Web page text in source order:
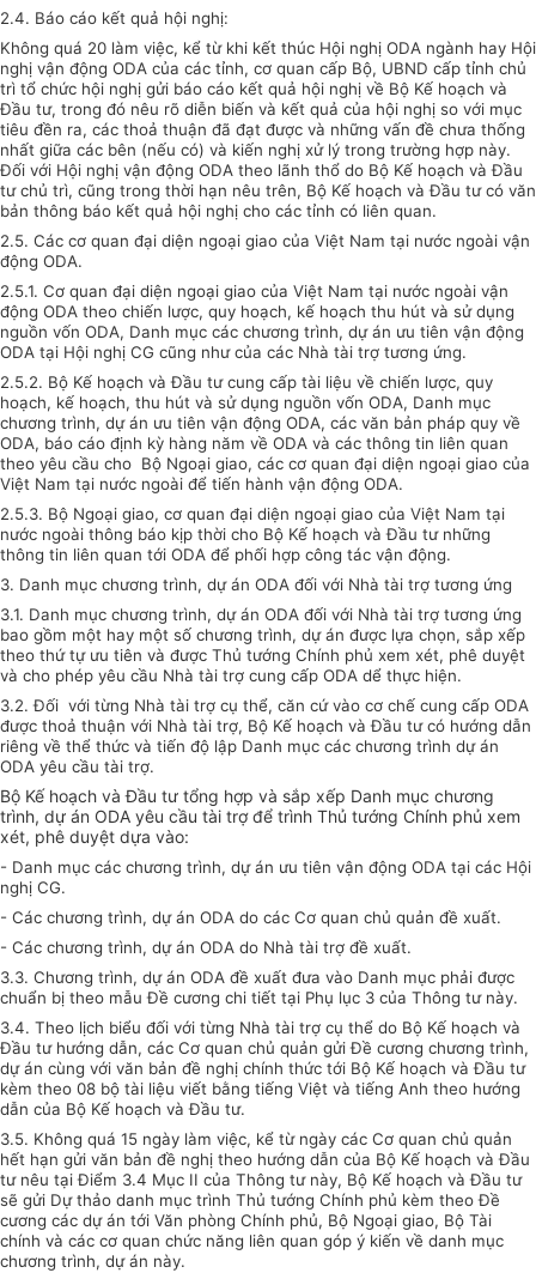
2.4. Báo cáo kết quả hội nghị:
Không quá 20 làm việc, kể từ khi kết thúc Hội nghị ODA ngành hay Hội
nghị vận động ODA của các tỉnh, cơ quan cấp Bộ, UBND cấp tỉnh chủ
trì tổ chức hội nghị gửi báo cáo kết quả hội nghị về Bộ Kế hoạch và
Đầu tư, trong đó nêu rõ diễn biến và kết quả của hội nghị so với mục
tiêu đền ra, các thoả thuận đã đạt được và những vấn đề chưa thống
nhất giữa các bên (nếu có) và kiến nghị xử lý trong trường hợp này.
Đối với Hội nghị vận động ODA theo lãnh thổ do Bộ Kế hoạch và Đầu
tư chủ trì, cũng trong thời hạn nêu trên, Bộ Kế hoạch và Đầu tư có văn
bản thông báo kết quả hội nghị cho các tỉnh có liên quan.
2.5. Các cơ quan đại diện ngoại giao của Việt Nam tại nước ngoài vận
động ODA.
2.5.1. Cơ quan đại diện ngoại giao của Việt Nam tại nước ngoài vận
động ODA theo chiến lược, quy hoạch, kế hoạch thu hút và sử dụng
nguồn vốn ODA, Danh mục các chương trình, dự án ưu tiên vận động
ODA tại Hội nghị CG cũng như của các Nhà tài trợ tương ứng.
2.5.2. Bộ Kế hoạch và Đầu tư cung cấp tài liệu về chiến lược, quy
hoạch, kế hoạch, thu hút và sử dụng nguồn vốn ODA, Danh mục
chương trình, dự án ưu tiên vận động ODA, các văn bản pháp quy về
ODA, báo cáo định kỳ hàng năm về ODA và các thông tin liên quan
theo yêu cầu cho Bộ Ngoại giao, các cơ quan đại diện ngoại giao của
Việt Nam tại nước ngoài để tiến hành vận động ODA.
2.5.3. Bộ Ngoại giao, cơ quan đại diện ngoại giao của Việt Nam tại
nước ngoài thông báo kịp thời cho Bộ Kế hoạch và Đầu tư những
thông tin liên quan tới ODA để phối hợp công tác vận động.
3. Danh mục chương trình, dự án ODA đối với Nhà tài trợ tương ứng
3.1. Danh mục chương trình, dự án ODA đối với Nhà tài trợ tương ứng
bao gồm một hay một số chương trình, dự án được lựa chọn, sắp xếp
theo thứ tự ưu tiên và được Thủ tướng Chính phủ xem xét, phê duyệt
và cho phép yêu cầu Nhà tài trợ cung cấp ODA dể thực hiện.
3.2. Đối với từng Nhà tài trợ cụ thể, căn cứ vào cơ chế cung cấp ODA
được thoả thuận với Nhà tài trợ, Bộ Kế hoạch và Đầu tư có hướng dẫn
riêng về thể thức và tiến độ lập Danh mục các chương trình dự án
ODA yêu cầu tài trợ.
Bộ Kế hoạch và Đầu tư tổng hợp và sắp xếp Danh mục chương
trình, dự án ODA yêu cầu tài trợ để trình Thủ tướng Chính phủ xem
xét, phê duyệt dựa vào:
- Danh mục các chương trình, dự án ưu tiên vận động ODA tại các Hội
nghị CG.
- Các chương trình, dự án ODA do các Cơ quan chủ quản đề xuất.
- Các chương trình, dự án ODA do Nhà tài trợ đề xuất.
3.3. Chương trình, dự án ODA đề xuất đưa vào Danh mục phải được
chuẩn bị theo mẫu Đề cương chi tiết tại Phụ lục 3 của Thông tư này.
3.4. Theo lịch biểu đối với từng Nhà tài trợ cụ thể do Bộ Kế hoạch và
Đầu tư hướng dẫn, các Cơ quan chủ quản gửi Đề cương chương trình,
dự án cùng với văn bản đề nghị chính thức tới Bộ Kế hoạch và Đầu tư
kèm theo 08 bộ tài liệu viết bằng tiếng Việt và tiếng Anh theo hướng
dẫn của Bộ Kế hoạch và Đầu tư.
3.5. Không quá 15 ngày làm việc, kể từ ngày các Cơ quan chủ quản
hết hạn gửi văn bản đề nghị theo hướng dẫn của Bộ Kế hoạch và Đầu
tư nêu tại Điểm 3.4 Mục II của Thông tư này, Bộ Kế hoạch và Đầu tư
sẽ gửi Dự thảo danh mục trình Thủ tướng Chính phủ kèm theo Đề
cương các dự án tới Văn phòng Chính phủ, Bộ Ngoại giao, Bộ Tài
chính và các cơ quan chức năng liên quan góp ý kiến về danh mục
chương trình, dự án này.